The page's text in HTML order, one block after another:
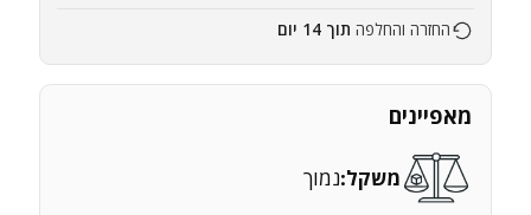
ליאורטקהחזרה והחלפה תוך 14 יום
מאפיינים
משקל:נמוך